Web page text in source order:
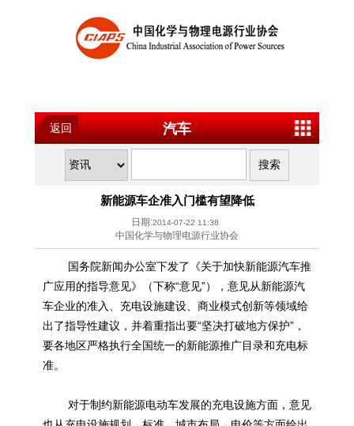
返回 汽车
新能源车企准入门槛有望降低
日期:2014-07-22 11:38
中国化学与物理电源行业协会
国务院新闻办公室下发了《关于加快新能源汽车推
广应用的指导意见》（下称“意见”），意见从新能源汽
车企业的准入、充电设施建设、商业模式创新等领域给
出了指导性建议，并着重指出要“坚决打破地方保护”，
要各地区严格执行全国统一的新能源推广目录和充电标
准。
对于制约新能源电动车发展的充电设施方面，意见